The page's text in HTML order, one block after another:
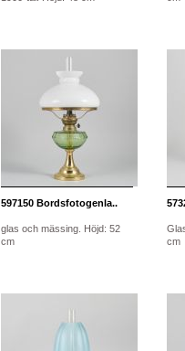
597150 Bordsfotogenla..
glas och mässing. Höjd: 52
cm
cm